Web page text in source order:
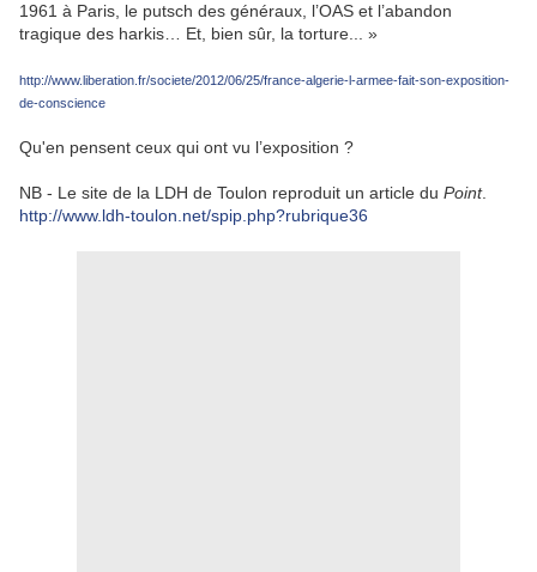
1961 à Paris, le putsch des généraux, l’OAS et l’abandon
tragique des harkis… Et, bien sûr, la torture... »
http://www.liberation.fr/societe/2012/06/25/france-algerie-l-armee-fait-son-exposition-
de-conscience
Qu'en pensent ceux qui ont vu l’exposition ?
NB - Le site de la LDH de Toulon reproduit un article du Point.
http://www.ldh-toulon.net/spip.php?rubrique36